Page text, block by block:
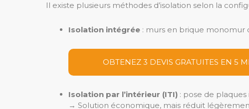
Il existe plusieurs méthodes d’isolation selon la
Isolation intégrée : murs en brique monomur
OBTENEZ 3 DEVIS GRATUITES EN 5
Isolation par l’intérieur (ITI) : pose de
→ Solution économique, mais réduit